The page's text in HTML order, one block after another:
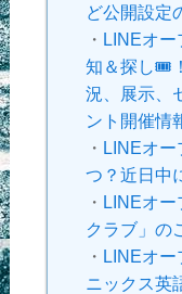
ど公開設定
・ LINEオー
知＆探し🎟
況、展示、
ント開催情
・ LINEオー
つ？近日中
・ LINEオー
クラブ」の
・ LINEオー
ニックス英